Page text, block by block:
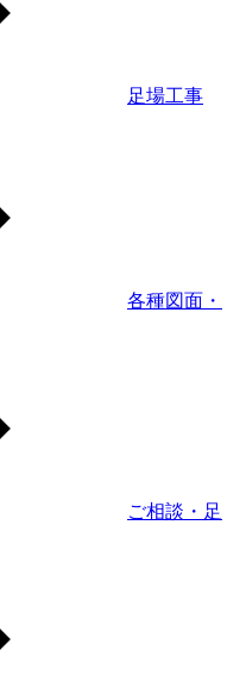
足場工事
各種図面・
ご相談・足